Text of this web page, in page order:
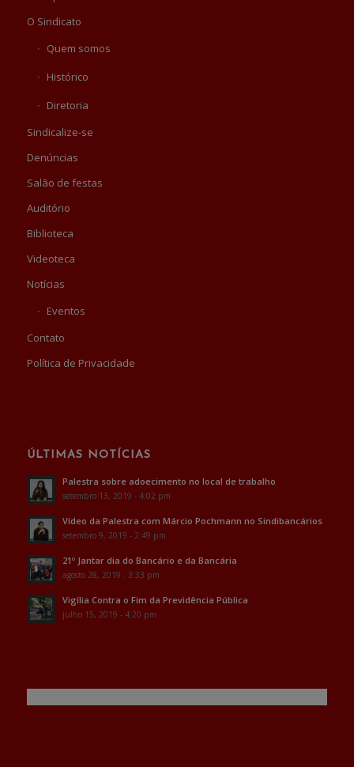
O Sindicato
Quem somos
Histórico
Diretoria
Sindicalize-se
Denúncias
Salão de festas
Auditório
Biblioteca
Videoteca
Notícias
Eventos
Contato
Política de Privacidade
ÚLTIMAS NOTÍCIAS
Palestra sobre adoecimento no local de trabalho
setembro 13, 2019 - 4:02 pm
Vídeo da Palestra com Márcio Pochmann no Sindibancários
setembro 9, 2019 - 2:49 pm
21º Jantar dia do Bancário e da Bancária
agosto 28, 2019 - 3:33 pm
Vigília Contra o Fim da Previdência Pública
julho 15, 2019 - 4:20 pm